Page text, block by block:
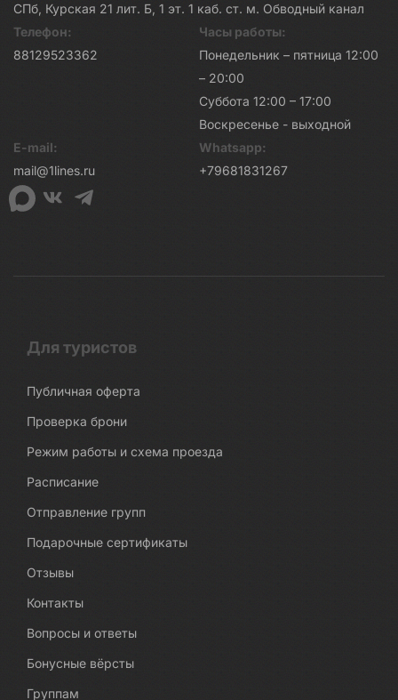
СПб, Курская 21 лит. Б, 1 эт. 1 каб. ст. м. Обводный канал
Телефон:
88129523362
Часы работы:
Понедельник – пятница 12:00
– 20:00
Суббота 12:00 – 17:00
Воскресенье - выходной
E-mail:
mail@1lines.ru
Whatsapp:
+79681831267
Для туристов
Публичная оферта
Проверка брони
Режим работы и схема проезда
Расписание
Отправление групп
Подарочные сертификаты
Отзывы
Контакты
Вопросы и ответы
Бонусные вёрсты
Группам